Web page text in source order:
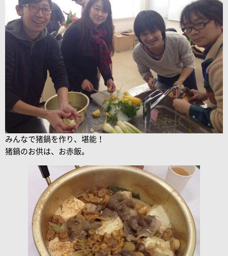
みんなで猪鍋を作り、堪能！
猪鍋のお供は、お赤飯。